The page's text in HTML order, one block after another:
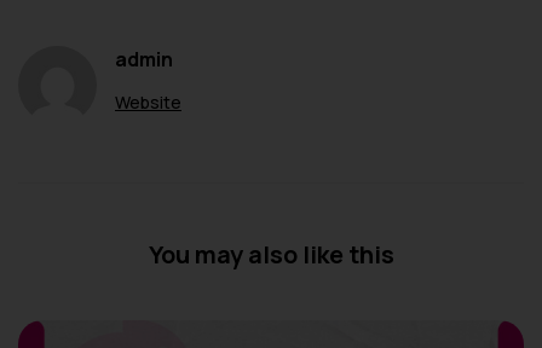
admin
Website
You may also like this